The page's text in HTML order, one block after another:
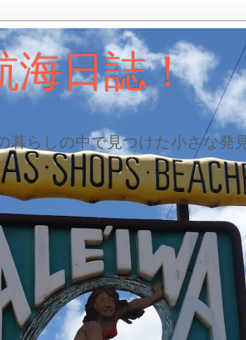
海日誌！
らしの中で見つけた小さな発